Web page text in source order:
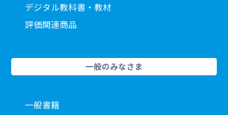
デジタル教科書・教材
評価関連商品
一般のみなさま
一般書籍